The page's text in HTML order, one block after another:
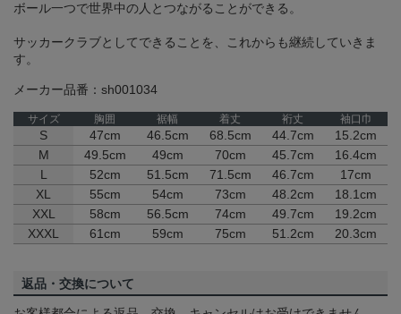
ボール一つで世界中の人とつながることができる。
サッカークラブとしてできることを、これからも継続していきま
す。
メーカー品番：sh001034
サイズ 胸囲 裾幅 着丈 裄丈 袖口巾
S 47cm 46.5cm 68.5cm 44.7cm
15.2cm
M
49.5cm 49cm 70cm 45.7cm
16.4cm
L
52cm 51.5cm 71.5cm 46.7cm
17cm
XL
55cm 54cm 73cm 48.2cm
18.1cm
XXL
58cm 56.5cm 74cm 49.7cm
19.2cm
XXXL
61cm 59cm 75cm 51.2cm 20.3cm
返品・交換について